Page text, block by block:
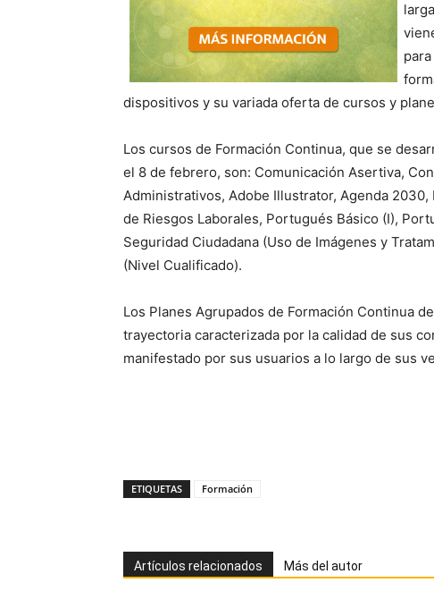
dispositivos y su variada oferta de cursos y
Los cursos de Formación Continua, que se
el 8 de febrero, son: Comunicación Asertiva,
Administrativos, Adobe Illustrator, Agenda
de Riesgos Laborales, Portugués Básico (I),
Seguridad Ciudadana (Uso de Imágenes y
(Nivel Cualificado).
Los Planes Agrupados de Formación Continua
trayectoria caracterizada por la calidad de sus
manifestado por sus usuarios a lo largo de sus
ETIQUETAS Formación
Artículos relacionados Más del autor